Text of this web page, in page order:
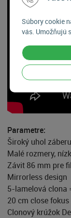
Súbory cookie
vás. Umožňujú
Parametre:
Široký uhol
Malé rozmery,
Závit 86 mm pre
Mirrorless design
5-lamelová clona
20 cm close fokus
Clonový krúžok